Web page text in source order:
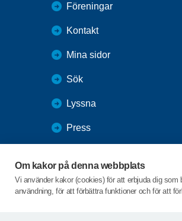
Om kakor på denna webbplats
Vi använder kakor (cookies) för att erbjuda dig
användning, för att förbättra funktioner och för att
Föreningar
Kontakt
Mina sidor
Sök
Lyssna
Press
SPF Seniorernas intranät